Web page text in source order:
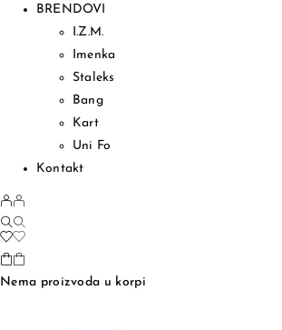
BRENDOVI
I.Z.M.
Imenka
Staleks
Bang
Kart
Uni Fo
Kontakt
Nema proizvoda u korpi